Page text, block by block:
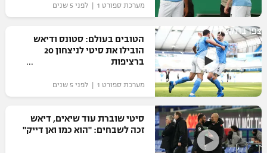
מערכת ספורט 1 | לפני 5 שנים
צפו בתקציר
הטובים בעולם: סטונס ודיאש
הובילו את סיטי לניצחון 20
ברציפות
מערכת ספורט 1 | לפני 5 שנים
סיטי שוברת עוד שיאים, דיאש
זכה לשבחים: "הוא כמו ואן דייק"